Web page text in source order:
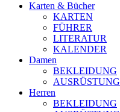
Karten & Bücher
KARTEN
FÜHRER
LITERATUR
KALENDER
Damen
BEKLEIDUNG
AUSRÜSTUNG
Herren
BEKLEIDUNG